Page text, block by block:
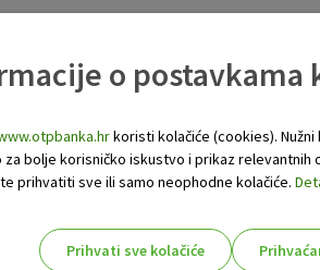
usluge SMS info za poslovne
banke
o postavkama
koristi kolačiće (cookies).
bolje korisničko iskustvo i prikaz relevantnih
prihvatiti sve ili samo neophodne kolačiće.
Prihvati sve kolačiće